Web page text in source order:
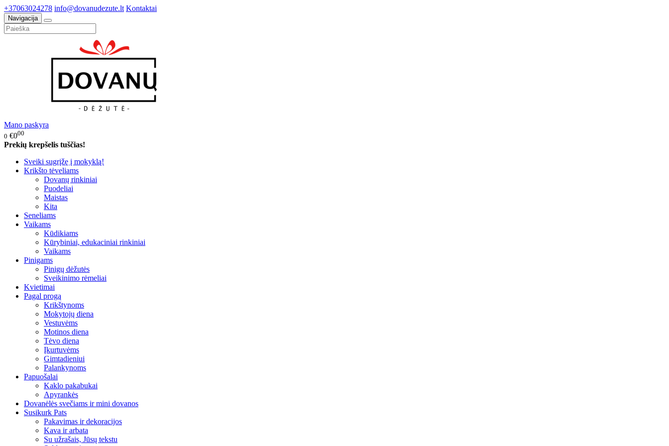
+37063024278 info@dovanudezute.lt Kontaktai
Navigacija
Mano paskyra
0 €000
Prekių krepšelis tuščias!
Sveiki sugrįžę į mokyklą!
Krikšto tėveliams
Dovanų rinkiniai
Puodeliai
Maistas
Kita
Seneliams
Vaikams
Kūdikiams
Kūrybiniai, edukaciniai rinkiniai
Vaikams
Pinigams
Pinigų dėžutės
Sveikinimo rėmeliai
Kvietimai
Pagal progą
Krikštynoms
Mokytojų diena
Vestuvėms
Motinos diena
Tėvo diena
Įkurtuvėms
Gimtadieniui
Palankynoms
Papuošalai
Kaklo pakabukai
Apyrankės
Dovanėlės svečiams ir mini dovanos
Susikurk Pats
Pakavimas ir dekoracijos
Kava ir arbata
Su užrašais, Jūsų tekstu